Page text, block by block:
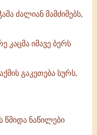
ძალიან მამძიმებს,
კაცმა იმავე ბერს
გაკეთება სურს,
წმიდა ნაწილები